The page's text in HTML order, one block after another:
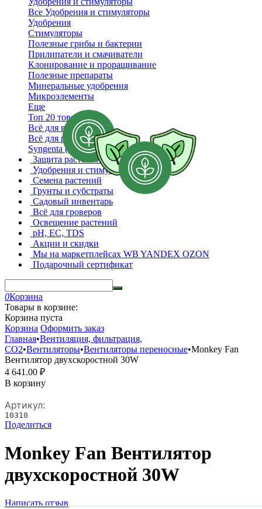
Все Удобрения и стимуляторы
Удобрения
Стимуляторы
Полезные грибы и бактерии
Прилипатели и смачиватели
Клонирование и проращивание
Полезные препараты
Минеральные удобрения
Микроэлементы
Еще
Топ 20 товаров
Всё для винограда
Всё для рассады
Syngenta (Сингента)
Защита растений
Удобрения и стимуляторы
Семена растений
Грунты и субстраты
Садовый инвентарь
Всё для гроверов
Освещение растений
pH, EC, TDS
Акции и скидки
Мы на маркетплейсах WB YANDEX OZON
Подарочный сертификат
0Корзина
Товары в корзине:
Корзина пуста
Корзина Оформить заказ
Главная•Вентиляция, фильтрация,
CO2•Вентиляторы•Вентиляторы переносные•Monkey Fan
Вентилятор двухскоростной 30W
4 641.00 ₽
В корзину
Артикул:
10310
Поделиться
Monkey Fan Вентилятор
двухскоростной 30W
Написать отзыв